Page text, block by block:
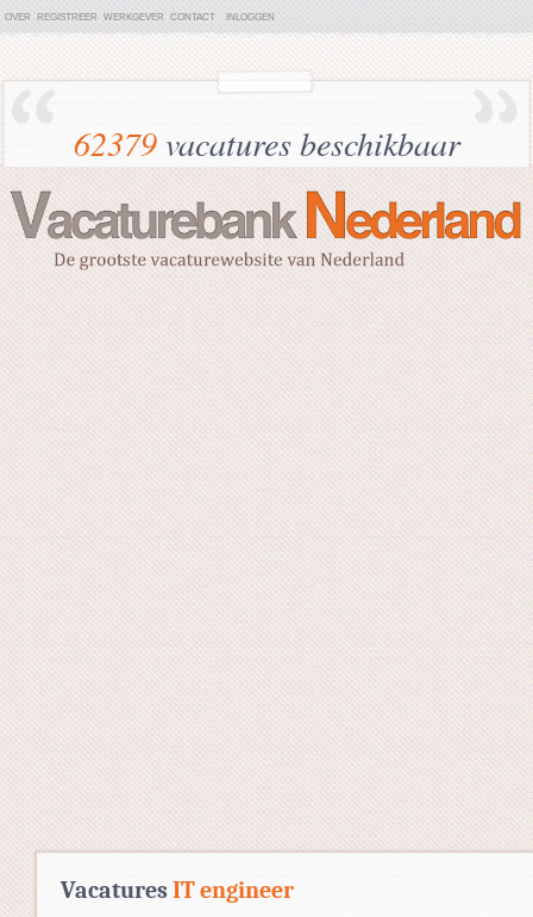
OVER REGISTREER WERKGEVER CONTACT INLOGGEN
62379vacatures beschikbaar
VacaturesIT engineer